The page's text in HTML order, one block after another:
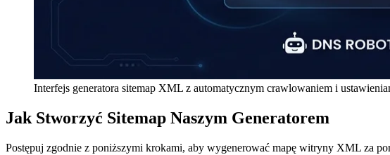
Interfejs generatora sitemap XML z automatycznym crawlowaniem i
Jak Stworzyć Sitemap Naszym Generatorem
Postępuj zgodnie z poniższymi krokami, aby wygenerować mapę witryny XML za